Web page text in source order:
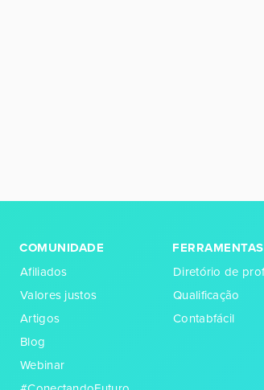
COMUNIDADE
Afiliados
Valores justos
Artigos
Blog
Webinar
FERRAMENTAS
Diretório de
Qualificação
Contabfácil